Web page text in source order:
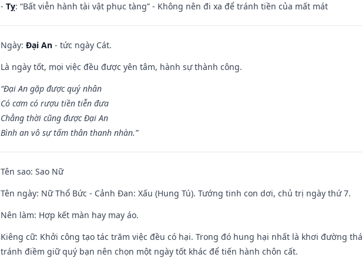
- Tỵ: “Bất viễn hành tài vật phục tàng” - Không nên đi xa để tránh tiền của mất mát
Ngày: Đại An - tức ngày Cát.
Là ngày tốt, mọi việc đều được yên tâm, hành sự thành công.
“Đại An gặp được quý nhân
Có cơm có rượu tiền tiễn đưa
Chẳng thời cũng được Đại An
Bình an vô sự tấm thân thanh nhàn.”
Tên sao: Sao Nữ
Tên ngày: Nữ Thổ Bức - Cảnh Đan: Xấu (Hung Tú). Tướng tinh con dơi, chủ trị ngày thứ 7.
Nên làm: Hợp kết màn hay may áo.
Kiêng cữ: Khởi công tạo tác trăm việc đều có hại. Trong đó hung hại nhất là khơi đường
tránh điềm giữ quý bạn nên chọn một ngày tốt khác để tiến hành chôn cất.